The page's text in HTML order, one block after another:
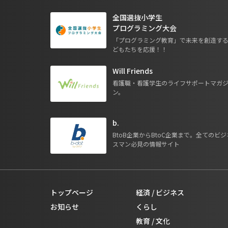
全国選抜小学生
プログラミング大会
「プログラミング教育」で未来を創造す
どもたちを応援！！
Will Friends
看護職・看護学生のライフサポートマガジ
ン。
b.
BtoB企業からBtoC企業まで。全てのビジ
スマン必見の情報サイト
トップページ
お知らせ
経済 / ビジネス
くらし
教育 / 文化